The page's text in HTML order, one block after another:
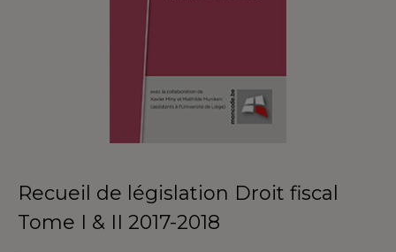
Recueil de législation Droit fiscal
Tome I & II 2017-2018